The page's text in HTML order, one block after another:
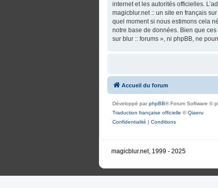
internet et les autorités officielles.
magicblur.net :: un site en français
quel moment si nous estimons cela
notre base de données. Bien que
sur blur :: forums », ni phpBB, ne
Accueil du forum
Développé parphpBB® Forum Software ©
Traduction française officielle ©Qiaeru
Confidentialité | Conditions
magicblur.net, 1999 - 2025